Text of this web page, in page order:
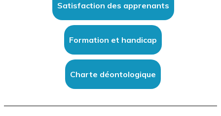
Satisfaction des apprenants
Formation et handicap
Charte déontologique